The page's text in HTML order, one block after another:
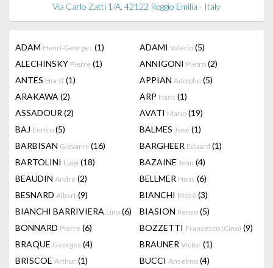
Via Carlo Zatti 1/A, 42122 Reggio Emilia - Italy
ADAM Henri-Georges (1) ADAMI Valerio (5)
ALECHINSKY Pierre (1) ANNIGONI Pietro (2)
ANTES Horst (1) APPIAN Adolphe (5)
ARAKAWA (2) ARP Hans (1)
ASSADOUR (2) AVATI Mario (19)
BAJ Enrico (5) BALMES José (1)
BARBISAN Giovanni (16) BARGHEER Eduard (1)
BARTOLINI Luigi (18) BAZAINE Jean (4)
BEAUDIN André (2) BELLMER Hans (6)
BESNARD Albert (9) BIANCHI Mosé (3)
BIANCHI BARRIVIERA Lino (6) BIASION Renzo (5)
BONNARD Pierre (6) BOZZETTI Francesco (Cino) (9)
BRAQUE Georges (4) BRAUNER Victor (1)
BRISCOE Arthur (1) BUCCI Anselmo (4)